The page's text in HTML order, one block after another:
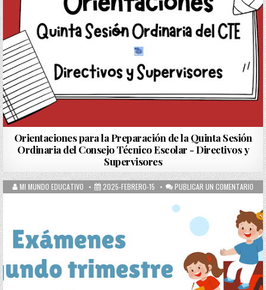
Orientaciones para la Preparación de la Quinta Sesión
Ordinaria del Consejo Técnico Escolar - Directivos y
Supervisores
MI MUNDO EDUCATIVO 2025-FEBRERO-15 PUBLICAR UN COMENTARIO